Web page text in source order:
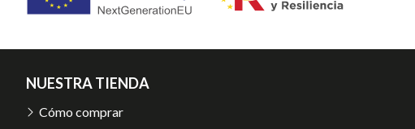
NUESTRA TIENDA
Cómo comprar